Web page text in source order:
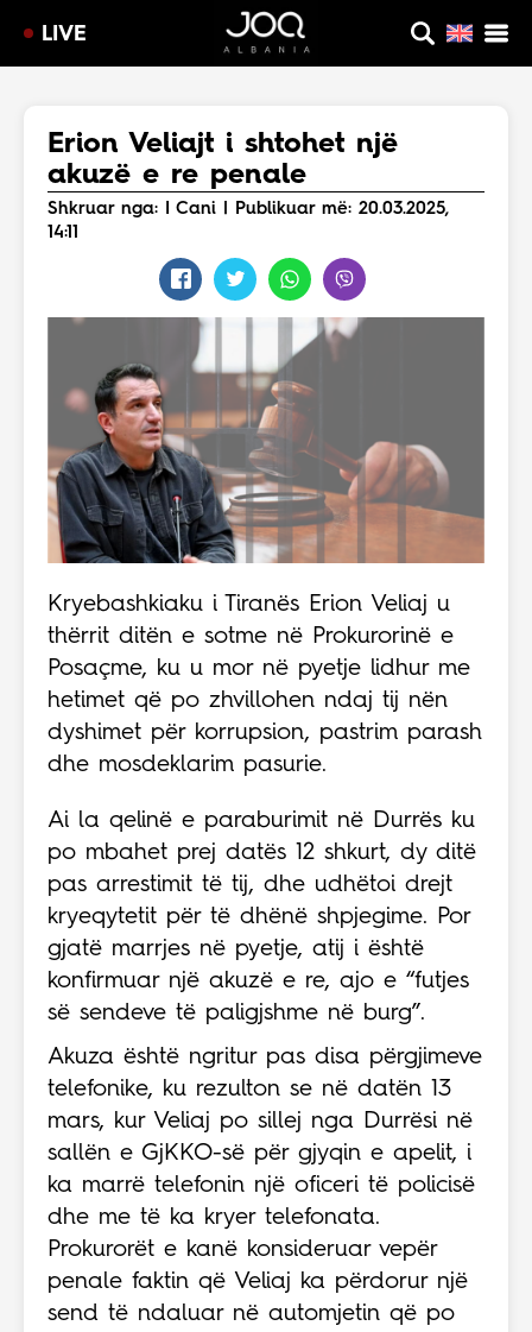
LIVE
Erion Veliajt i shtohet një
akuzë e re penale
Shkruar nga: I Cani | Publikuar më: 20.03.2025,
14:11
Kryebashkiaku i Tiranës Erion Veliaj u
thërrit ditën e sotme në Prokurorinë e
Posaçme, ku u mor në pyetje lidhur me
hetimet që po zhvillohen ndaj tij nën
dyshimet për korrupsion, pastrim parash
dhe mosdeklarim pasurie.
Ai la qelinë e paraburimit në Durrës ku
po mbahet prej datës 12 shkurt, dy ditë
pas arrestimit të tij, dhe udhëtoi drejt
kryeqytetit për të dhënë shpjegime. Por
gjatë marrjes në pyetje, atij i është
konfirmuar një akuzë e re, ajo e “futjes
së sendeve të paligjshme në burg”.
Akuza është ngritur pas disa përgjimeve
telefonike, ku rezulton se në datën 13
mars, kur Veliaj po sillej nga Durrësi në
sallën e GjKKO-së për gjyqin e apelit, i
ka marrë telefonin një oficeri të policisë
dhe me të ka kryer telefonata.
Prokurorët e kanë konsideruar vepër
penale faktin që Veliaj ka përdorur një
send të ndaluar në automjetin që po